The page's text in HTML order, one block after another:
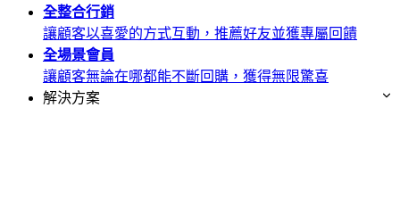
全整合行銷
讓顧客以喜愛的方式互動，推薦好友並獲專屬回饋
全場景會員
讓顧客無論在哪都能不斷回購，獲得無限驚喜
解決方案